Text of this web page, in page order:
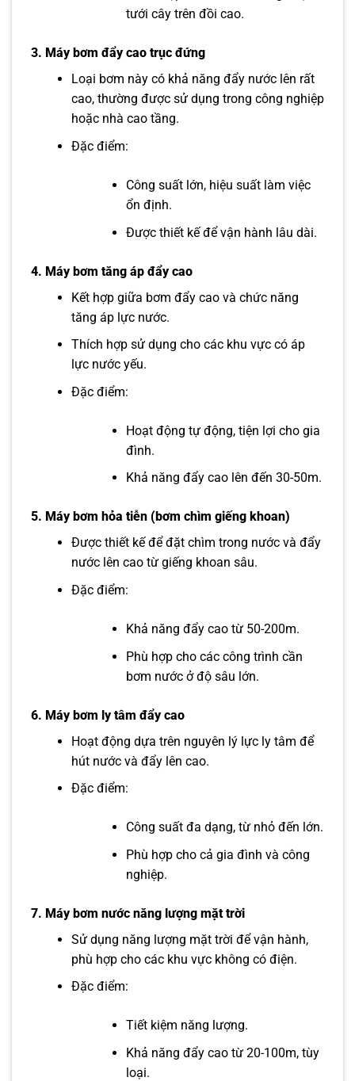
tưới cây trên đồi cao.
3. Máy bơm đẩy cao trục đứng
Loại bơm này có khả năng đẩy nước lên rất
cao, thường được sử dụng trong công nghiệp
hoặc nhà cao tầng.
Đặc điểm:
Công suất lớn, hiệu suất làm việc
ổn định.
Được thiết kế để vận hành lâu dài.
4. Máy bơm tăng áp đẩy cao
Kết hợp giữa bơm đẩy cao và chức năng
tăng áp lực nước.
Thích hợp sử dụng cho các khu vực có áp
lực nước yếu.
Đặc điểm:
Hoạt động tự động, tiện lợi cho gia
đình.
Khả năng đẩy cao lên đến 30-50m.
5. Máy bơm hỏa tiễn (bơm chìm giếng khoan)
Được thiết kế để đặt chìm trong nước và đẩy
nước lên cao từ giếng khoan sâu.
Đặc điểm:
Khả năng đẩy cao từ 50-200m.
Phù hợp cho các công trình cần
bơm nước ở độ sâu lớn.
6. Máy bơm ly tâm đẩy cao
Hoạt động dựa trên nguyên lý lực ly tâm để
hút nước và đẩy lên cao.
Đặc điểm:
Công suất đa dạng, từ nhỏ đến lớn.
Phù hợp cho cả gia đình và công
nghiệp.
7. Máy bơm nước năng lượng mặt trời
Sử dụng năng lượng mặt trời để vận hành,
phù hợp cho các khu vực không có điện.
Đặc điểm:
Tiết kiệm năng lượng.
Khả năng đẩy cao từ 20-100m, tùy
loại.